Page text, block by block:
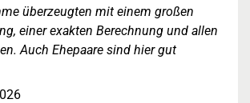
überzeugten mit einem großen
einer exakten Berechnung und allen
Auch Ehepaare sind hier gut